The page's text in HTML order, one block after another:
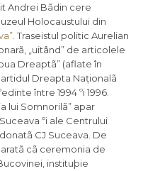
Andrei Bãdin cere
Holocaustului din
. Traseistul politic Aurelian
„uitând” de articolele
Dreaptã” (aflate în
Dreapta Naționalã
între 1994 ºi 1996.
lui Somnorilã” apar
ºi ale Centrului
CJ Suceava. De
cã ceremonia de
instituþie